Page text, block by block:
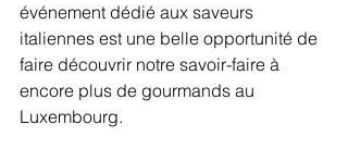
événement dédié aux saveurs
italiennes est une belle opportunité de
faire découvrir notre savoir-faire à
encore plus de gourmands au
Luxembourg.